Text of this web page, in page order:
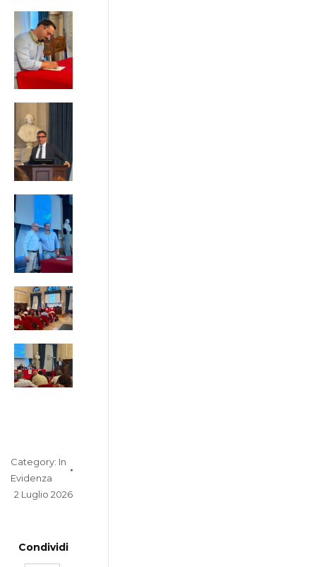
Category: In
Evidenza
2 Luglio 2026
Condividi